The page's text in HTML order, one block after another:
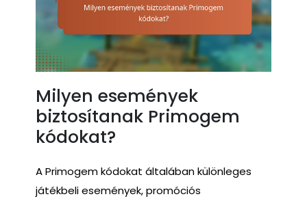
Milyen események
biztosítanak Primogem
kódokat?
A Primogem kódokat általában különleges
játékbeli események, promóciós